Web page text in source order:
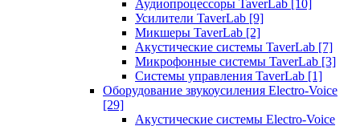
Аудиопроцессоры TaverLab [10]
Усилители TaverLab [9]
Микшеры TaverLab [2]
Акустические системы TaverLab [7]
Микрофонные системы TaverLab [3]
Системы управления TaverLab [1]
Оборудование звукоусиления Electro-Voice
[29]
Акустические системы Electro-Voice